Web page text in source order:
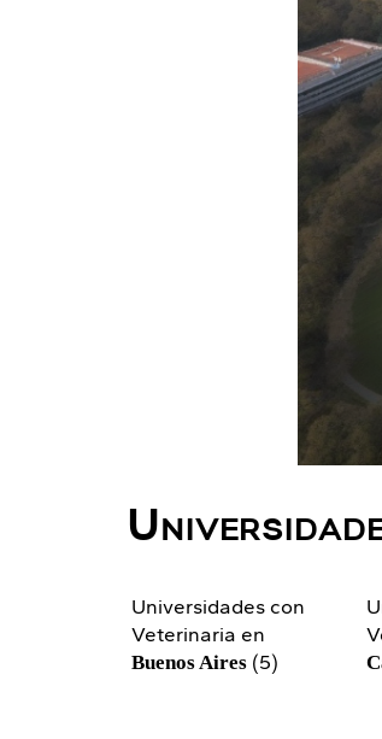
Universidades con
Veterinaria en
Buenos Aires (5)